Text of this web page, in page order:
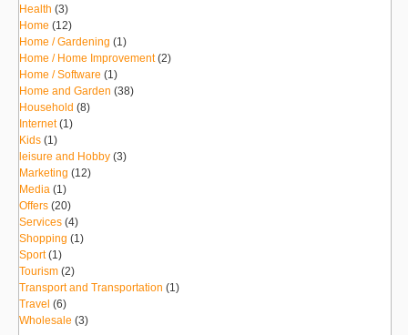
Health (3)
Home (12)
Home / Gardening (1)
Home / Home Improvement(2)
Home / Software (1)
Home and Garden (38)
Household (8)
Internet(1)
Kids (1)
leisure and Hobby (3)
Marketing (12)
Media (1)
Offers (20)
Services (4)
Shopping (1)
Sport(1)
Tourism (2)
Transport and Transportation (1)
Travel (6)
Wholesale (3)